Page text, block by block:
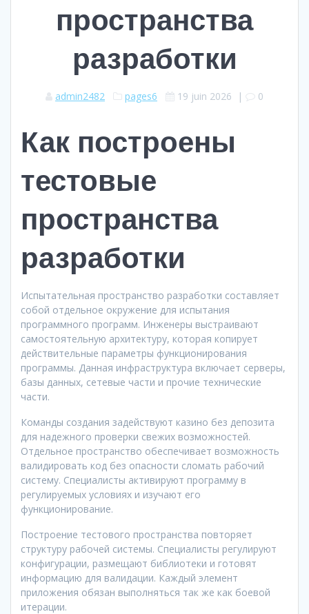
пространства
разработки
admin2482 pages6 19 juin 2026 | 0
Как построены
тестовые
пространства
разработки
Испытательная пространство разработки составляет
собой отдельное окружение для испытания
программного программ. Инженеры выстраивают
самостоятельную архитектуру, которая копирует
действительные параметры функционирования
программы. Данная инфраструктура включает серверы,
базы данных, сетевые части и прочие технические
части.
Команды создания задействуют казино без депозита
для надежного проверки свежих возможностей.
Отдельное пространство обеспечивает возможность
валидировать код без опасности сломать рабочий
систему. Специалисты активируют программу в
регулируемых условиях и изучают его
функционирование.
Построение тестового пространства повторяет
структуру рабочей системы. Специалисты регулируют
конфигурации, размещают библиотеки и готовят
информацию для валидации. Каждый элемент
приложения обязан выполняться так же как боевой
итерации.